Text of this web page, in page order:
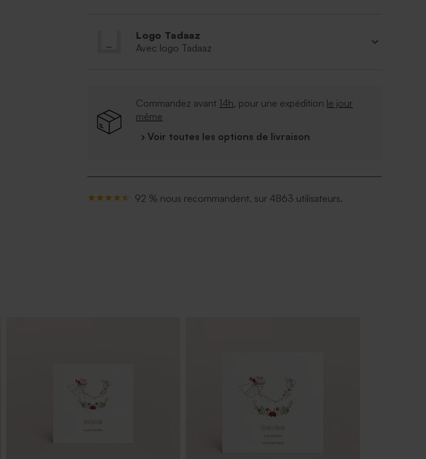
Logo Tadaaz
Avec logo Tadaaz
Commandez avant 14h, pour une expédition le jour
même
› Voir toutes les options de livraison
92 % nous recommandent, sur 4863 utilisateurs.